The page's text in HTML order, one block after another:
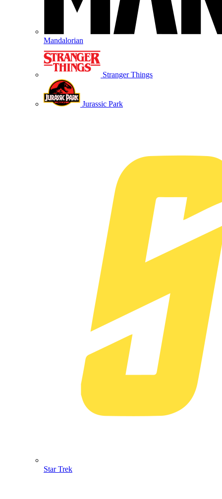
Mandalorian
Stranger Things
Jurassic Park
Star Trek